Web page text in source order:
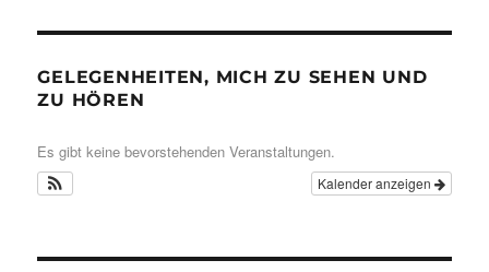
GELEGENHEITEN, MICH ZU SEHEN UND
ZU HÖREN
Es gibt keine bevorstehenden Veranstaltungen.
Kalender anzeigen